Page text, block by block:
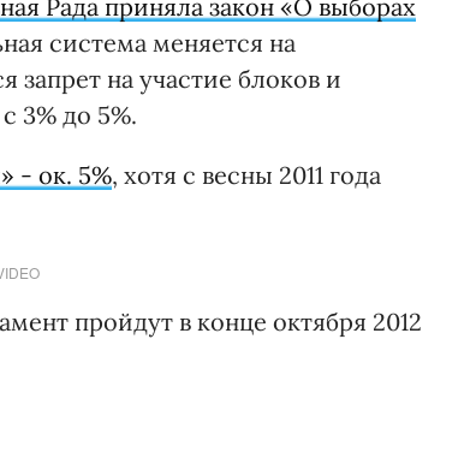
Рада приняла закон «О выборах
система меняется на
на участие блоков и
3% до 5%.
- ок. 5%, хотя с весны 2011 года
пройдут в конце октября 2012